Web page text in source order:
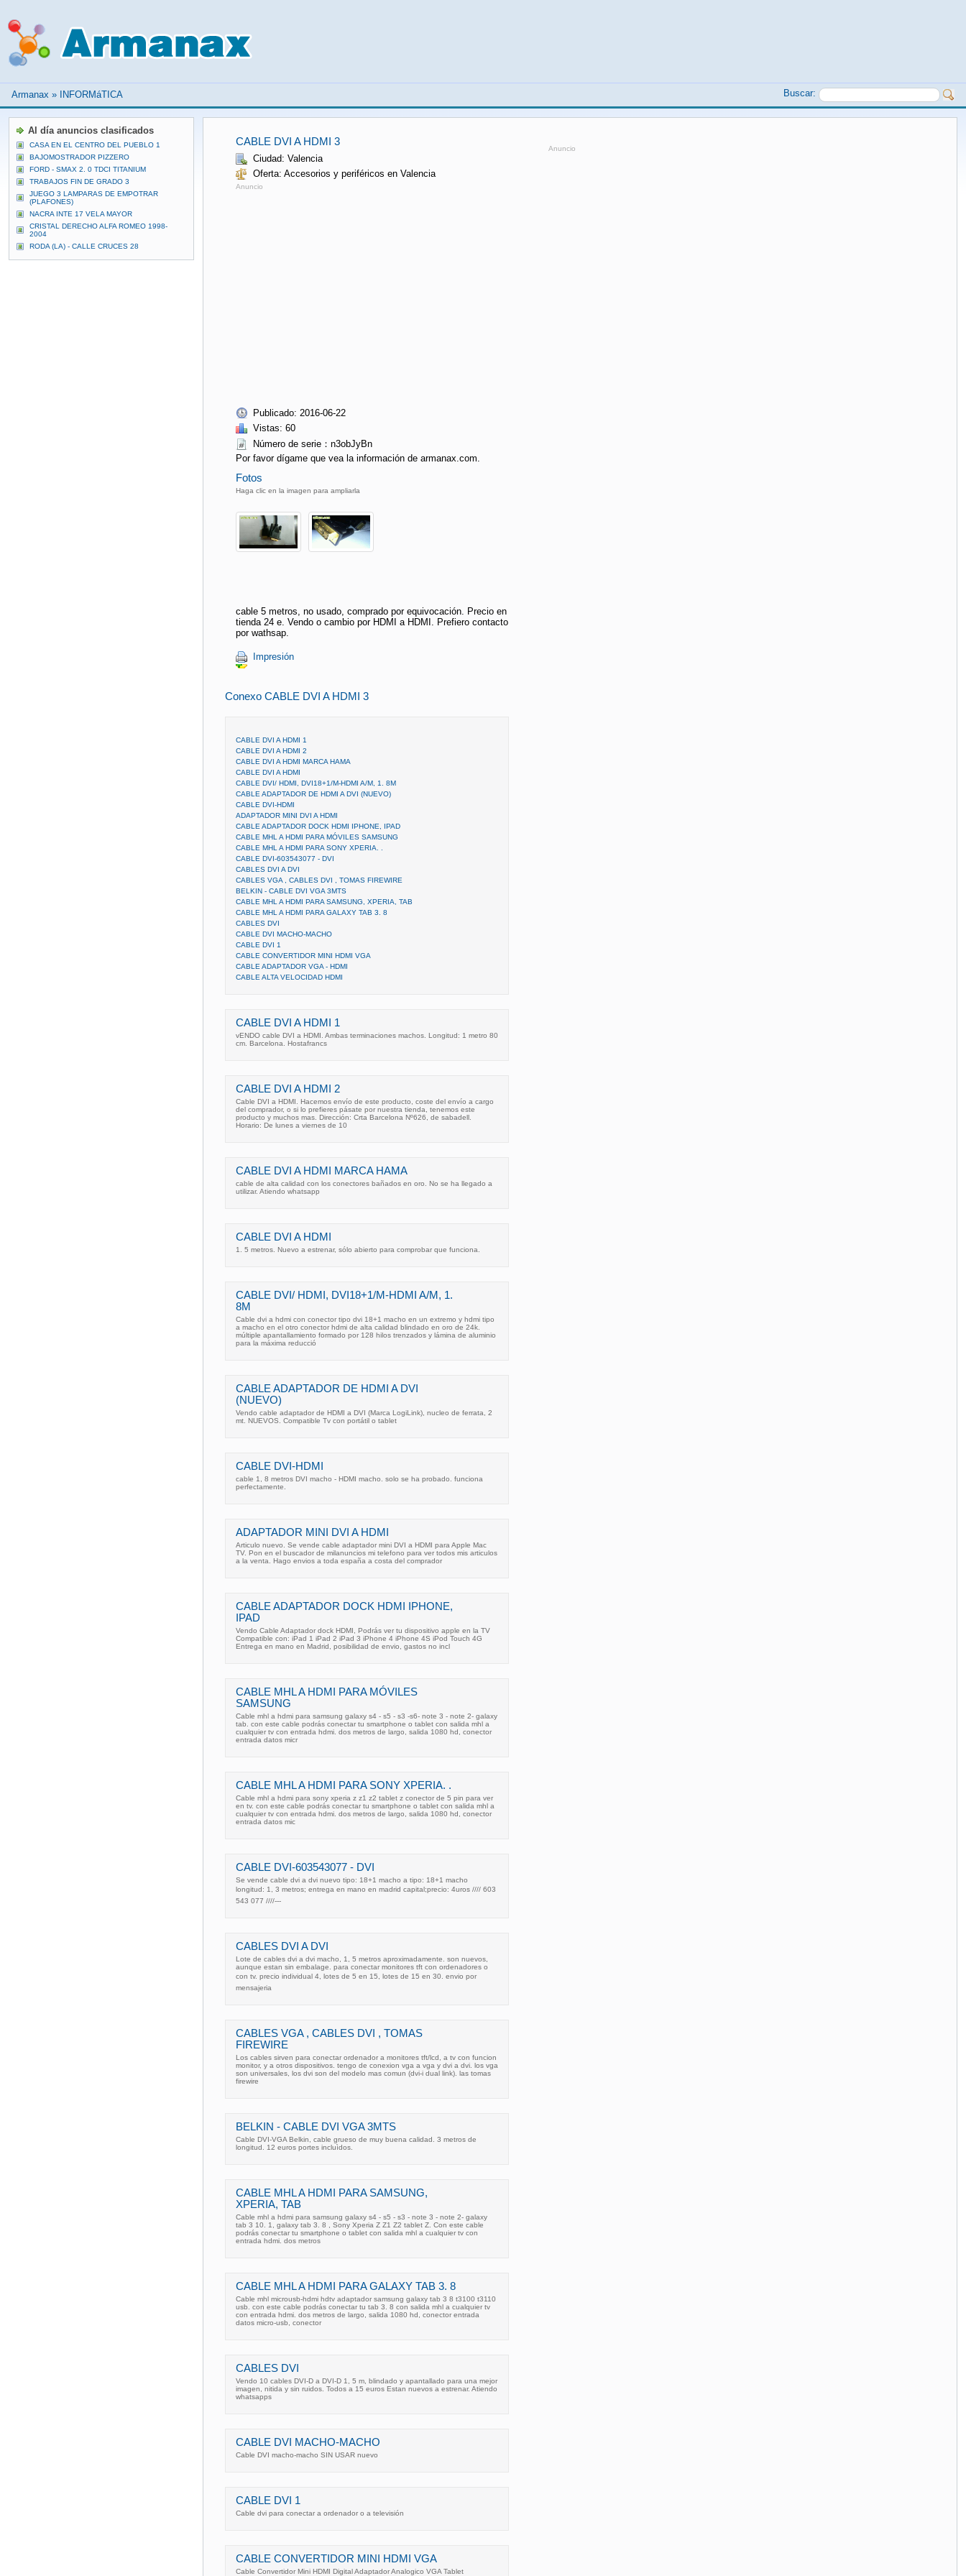
Armanax » INFORMáTICA Buscar:
CABLE DVI A HDMI 3
Ciudad: Valencia
Oferta: Accesorios y periféricos en Valencia
Anuncio
Publicado: 2016-06-22
Vistas: 60
Número de serie：n3obJyBn
Por favor dígame que vea la información de armanax.com.
Fotos
Haga clic en la imagen para ampliarla
cable 5 metros, no usado, comprado por equivocación. Precio en
tienda 24 e. Vendo o cambio por HDMI a HDMI. Prefiero contacto
por wathsap.
Impresión
Anuncio
Conexo CABLE DVI A HDMI 3
CABLE DVI A HDMI 1
CABLE DVI A HDMI 2
CABLE DVI A HDMI MARCA HAMA
CABLE DVI A HDMI
CABLE DVI/ HDMI, DVI18+1/M-HDMI A/M, 1. 8M
CABLE ADAPTADOR DE HDMI A DVI (NUEVO)
CABLE DVI-HDMI
ADAPTADOR MINI DVI A HDMI
CABLE ADAPTADOR DOCK HDMI IPHONE, IPAD
CABLE MHL A HDMI PARA MÓVILES SAMSUNG
CABLE MHL A HDMI PARA SONY XPERIA. .
CABLE DVI-603543077 - DVI
CABLES DVI A DVI
CABLES VGA , CABLES DVI , TOMAS FIREWIRE
BELKIN - CABLE DVI VGA 3MTS
CABLE MHL A HDMI PARA SAMSUNG, XPERIA, TAB
CABLE MHL A HDMI PARA GALAXY TAB 3. 8
CABLES DVI
CABLE DVI MACHO-MACHO
CABLE DVI 1
CABLE CONVERTIDOR MINI HDMI VGA
CABLE ADAPTADOR VGA - HDMI
CABLE ALTA VELOCIDAD HDMI
CABLE DVI A HDMI 1
vENDO cable DVI a HDMI. Ambas terminaciones machos. Longitud: 1 metro 80
cm. Barcelona. Hostafrancs
CABLE DVI A HDMI 2
Cable DVI a HDMI. Hacemos envío de este producto, coste del envío a cargo
del comprador, o si lo prefieres pásate por nuestra tienda, tenemos este
producto y muchos mas. Dirección: Crta Barcelona Nº626, de sabadell.
Horario: De lunes a viernes de 10
CABLE DVI A HDMI MARCA HAMA
cable de alta calidad con los conectores bañados en oro. No se ha llegado a
utilizar. Atiendo whatsapp
CABLE DVI A HDMI
1. 5 metros. Nuevo a estrenar, sólo abierto para comprobar que funciona.
CABLE DVI/ HDMI, DVI18+1/M-HDMI A/M, 1.
8M
Cable dvi a hdmi con conector tipo dvi 18+1 macho en un extremo y hdmi tipo
a macho en el otro conector hdmi de alta calidad blindado en oro de 24k.
múltiple apantallamiento formado por 128 hilos trenzados y lámina de aluminio
para la máxima reducció
CABLE ADAPTADOR DE HDMI A DVI
(NUEVO)
Vendo cable adaptador de HDMI a DVI (Marca LogiLink), nucleo de ferrata, 2
mt. NUEVOS. Compatible Tv con portátil o tablet
CABLE DVI-HDMI
cable 1, 8 metros DVI macho - HDMI macho. solo se ha probado. funciona
perfectamente.
ADAPTADOR MINI DVI A HDMI
Articulo nuevo. Se vende cable adaptador mini DVI a HDMI para Apple Mac
TV. Pon en el buscador de milanuncios mi telefono para ver todos mis articulos
a la venta. Hago envios a toda españa a costa del comprador
CABLE ADAPTADOR DOCK HDMI IPHONE,
IPAD
Vendo Cable Adaptador dock HDMI, Podrás ver tu dispositivo apple en la TV
Compatible con: iPad 1 iPad 2 iPad 3 iPhone 4 iPhone 4S iPod Touch 4G
Entrega en mano en Madrid, posibilidad de envio, gastos no incl
CABLE MHL A HDMI PARA MÓVILES
SAMSUNG
Cable mhl a hdmi para samsung galaxy s4 - s5 - s3 -s6- note 3 - note 2- galaxy
tab. con este cable podrás conectar tu smartphone o tablet con salida mhl a
cualquier tv con entrada hdmi. dos metros de largo, salida 1080 hd, conector
entrada datos micr
CABLE MHL A HDMI PARA SONY XPERIA. .
Cable mhl a hdmi para sony xperia z z1 z2 tablet z conector de 5 pin para ver
en tv. con este cable podrás conectar tu smartphone o tablet con salida mhl a
cualquier tv con entrada hdmi. dos metros de largo, salida 1080 hd, conector
entrada datos mic
CABLE DVI-603543077 - DVI
Se vende cable dvi a dvi nuevo tipo: 18+1 macho a tipo: 18+1 macho
longitud: 1, 3 metros; entrega en mano en madrid capital;precio: 4uros //// 603
543 077 ////---
CABLES DVI A DVI
Lote de cables dvi a dvi macho, 1, 5 metros aproximadamente. son nuevos,
aunque estan sin embalage. para conectar monitores tft con ordenadores o
con tv. precio individual 4, lotes de 5 en 15, lotes de 15 en 30. envio por
mensajeria
CABLES VGA , CABLES DVI , TOMAS
FIREWIRE
Los cables sirven para conectar ordenador a monitores tft/lcd, a tv con funcion
monitor, y a otros dispositivos. tengo de conexion vga a vga y dvi a dvi. los vga
son universales, los dvi son del modelo mas comun (dvi-i dual link). las tomas
firewire
BELKIN - CABLE DVI VGA 3MTS
Cable DVI-VGA Belkin, cable grueso de muy buena calidad. 3 metros de
longitud. 12 euros portes incluìdos.
CABLE MHL A HDMI PARA SAMSUNG,
XPERIA, TAB
Cable mhl a hdmi para samsung galaxy s4 - s5 - s3 - note 3 - note 2- galaxy
tab 3 10. 1, galaxy tab 3. 8 , Sony Xperia Z Z1 Z2 tablet Z. Con este cable
podrás conectar tu smartphone o tablet con salida mhl a cualquier tv con
entrada hdmi. dos metros
CABLE MHL A HDMI PARA GALAXY TAB 3. 8
Cable mhl microusb-hdmi hdtv adaptador samsung galaxy tab 3 8 t3100 t3110
usb. con este cable podrás conectar tu tab 3. 8 con salida mhl a cualquier tv
con entrada hdmi. dos metros de largo, salida 1080 hd, conector entrada
datos micro-usb, conector
CABLES DVI
Vendo 10 cables DVI-D a DVI-D 1, 5 m, blindado y apantallado para una mejor
imagen, nitida y sin ruidos. Todos a 15 euros Estan nuevos a estrenar. Atiendo
whatsapps
CABLE DVI MACHO-MACHO
Cable DVI macho-macho SIN USAR nuevo
CABLE DVI 1
Cable dvi para conectar a ordenador o a televisión
CABLE CONVERTIDOR MINI HDMI VGA
Cable Convertidor Mini HDMI Digital Adaptador Analogico VGA Tablet
Al día anuncios clasificados
CASA EN EL CENTRO DEL PUEBLO 1
BAJOMOSTRADOR PIZZERO
FORD - SMAX 2. 0 TDCI TITANIUM
TRABAJOS FIN DE GRADO 3
JUEGO 3 LAMPARAS DE EMPOTRAR
(PLAFONES)
NACRA INTE 17 VELA MAYOR
CRISTAL DERECHO ALFA ROMEO 1998-
2004
RODA (LA) - CALLE CRUCES 28